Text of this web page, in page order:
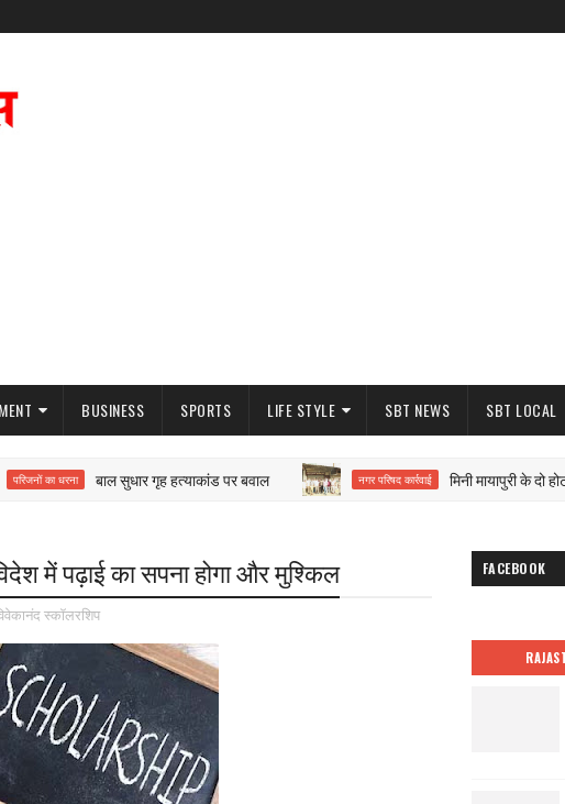
BUSINESS SPORTS LIFE STYLE SBT NEWS SBT LOCAL
का धरना बाल सुधार गृह हत्याकांड पर बवाल नगर परिषद कार्रवाई मिनी मायापुरी के दो होटल
में पढ़ाई का सपना होगा और मुश्किल
स्कॉलरशिप
FACEBOOK